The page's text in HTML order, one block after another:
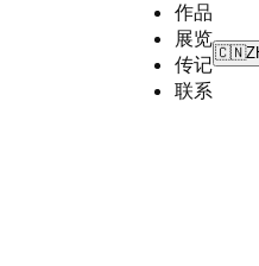
作品
展览
传记
联系
🇨🇳